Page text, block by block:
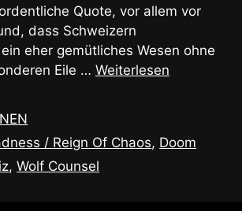
Quote, vor allem vor
dass Schweizern
eher gemütliches Wesen ohne
Eile … Weiterlesen
/ Reign Of Chaos, Doom
, Wolf Counsel